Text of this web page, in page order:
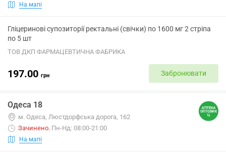
На мапі
Гліцеринові супозиторії ректальні (свічки) по 1600 мг 2 стріпа
по 5 шт
ТОВ ДКП ФАРМАЦЕВТИЧНА ФАБРИКА
197.00 грн Забронювати
Одеса 18
м. Одеса, Люстдорфська дорога, 162
Зачинено. Пн-Нд: 08:00-21:00
На мапі